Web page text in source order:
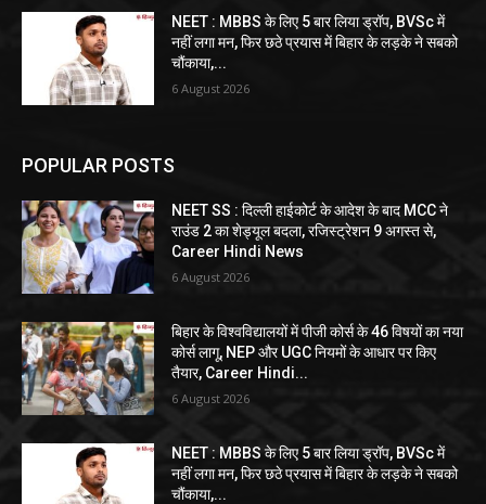
NEET : MBBS के लिए 5 बार लिया ड्रॉप, BVSc में
नहीं लगा मन, फिर छठे प्रयास में बिहार के लड़के ने सबको
चौंकाया,...
6 August 2026
POPULAR POSTS
NEET SS : दिल्ली हाईकोर्ट के आदेश के बाद MCC ने
राउंड 2 का शेड्यूल बदला, रजिस्ट्रेशन 9 अगस्त से,
Career Hindi News
6 August 2026
बिहार के विश्वविद्यालयों में पीजी कोर्स के 46 विषयों का नया
कोर्स लागू, NEP और UGC नियमों के आधार पर किए
तैयार, Career Hindi...
6 August 2026
NEET : MBBS के लिए 5 बार लिया ड्रॉप, BVSc में
नहीं लगा मन, फिर छठे प्रयास में बिहार के लड़के ने सबको
चौंकाया,...